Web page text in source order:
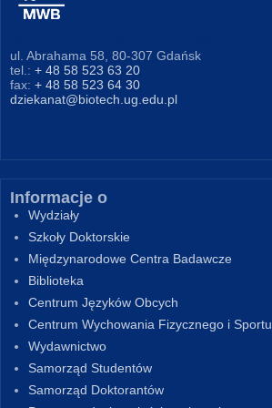
ul. Abrahama 58, 80-307 Gdańsk
tel.: + 48 58 523 63 20
fax: + 48 58 523 64 30
dziekanat@biotech.ug.edu.pl
Informacje o
Wydziały
Szkoły Doktorskie
Międzynarodowe Centra Badawcze
Biblioteka
Centrum Języków Obcych
Centrum Wychowania Fizycznego i Sportu
Wydawnictwo
Samorząd Studentów
Samorząd Doktorantów